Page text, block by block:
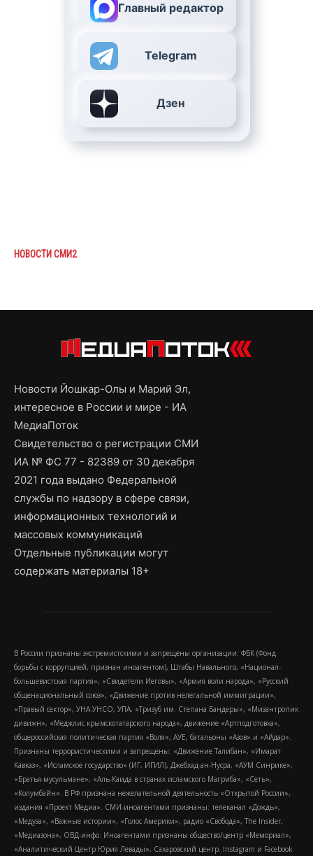
Главный редактор
Telegram
Дзен
НОВОСТИ СМИ2
Новости Йошкар-Олы и Марий Эл,
интересное в России и мире - ИА
МедиаПоток
Свидетельство о регистрации СМИ
ИА № ФС 77 - 82389 от 30 декабря
2021 года выдано Федеральной
службы по надзору в сфере связи,
информационных технологий и
массовых коммуникаций
Отдельные публикации могут
содержать материалы 18+
В России признаны экстремистскими и запрещены организации: ФБК (Фонд
борьбы с коррупцией, признан иноагентом), Штабы Навального, «Национал-
большевистская партия», «Свидетели Иеговы», «Армия воли народа», «Русский
общенациональный союз», «Движение против нелегальной иммиграции»,
«Правый сектор», УНА-УНСО, УПА, «Тризуб им. Степана Бандеры», «Мизантропик
дивижн», «Меджлис крымскотатарского народа», движение «Артподготовка»,
общероссийская политическая партия «Воля», АУЕ, батальоны «Азов» и «Айдар».
Признаны террористическими и запрещены: «Движение Талибан», «Имарат
Кавказ», «Исламское государство» (ИГ, ИГИЛ), Джебхад-ан-Нусра, «АУМ Синрике»,
«Братья-мусульмане», «Аль-Каида в странах исламского Магриба», «Сеть»,
«Колумбайн». В РФ признана нежелательной деятельность «Открытой России»,
издания «Проект Медиа». СМИ-иноагентами признаны: телеканал «Дождь»,
«Медуза», «Важные истории», «Голос Америки», радио «Свобода», The Insider,
«Медиазона», ОВД-инфо. Иноагентами признаны общество/центр «Мемориал»,
«Аналитический Центр Юрия Левады», Сахаровский центр. Instagram и Facebook